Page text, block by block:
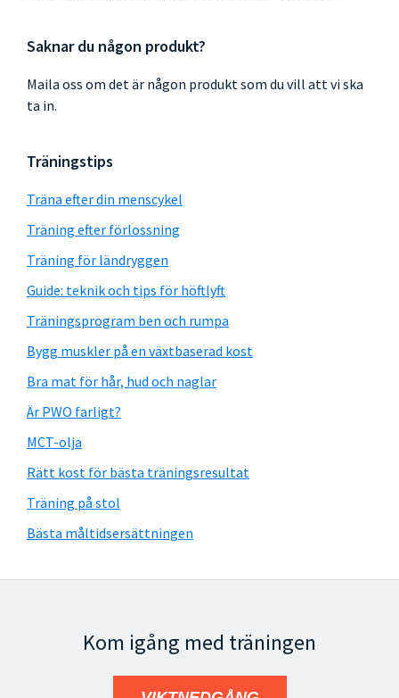
Saknar du någon produkt?
Maila oss om det är någon produkt som du vill att vi ska
ta in.
Träningstips
Träna efter din menscykel
Träning efter förlossning
Träning för ländryggen
Guide: teknik och tips för höftlyft
Träningsprogram ben och rumpa
Bygg muskler på en växtbaserad kost
Bra mat för hår, hud och naglar
Är PWO farligt?
MCT-olja
Rätt kost för bästa träningsresultat
Träning på stol
Bästa måltidsersättningen
Kom igång med träningen